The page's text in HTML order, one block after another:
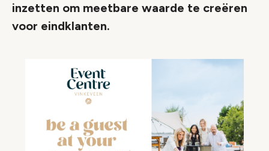
inzetten om meetbare waarde te creëren
voor eindklanten.